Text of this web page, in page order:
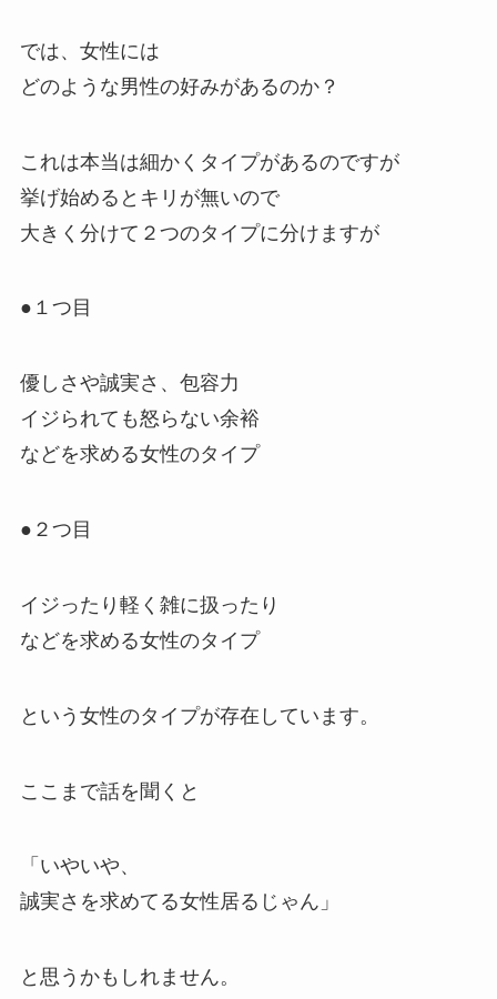
では、女性には
どのような男性の好みがあるのか？
これは本当は細かくタイプがあるのですが
挙げ始めるとキリが無いので
大きく分けて２つのタイプに分けますが
●１つ目
優しさや誠実さ、包容力
イジられても怒らない余裕
などを求める女性のタイプ
●２つ目
イジったり軽く雑に扱ったり
などを求める女性のタイプ
という女性のタイプが存在しています。
ここまで話を聞くと
「いやいや、
誠実さを求めてる女性居るじゃん」
と思うかもしれません。